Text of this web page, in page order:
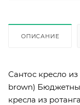
ОПИСАНИЕ
Сантос кресло
brown)
кресла из